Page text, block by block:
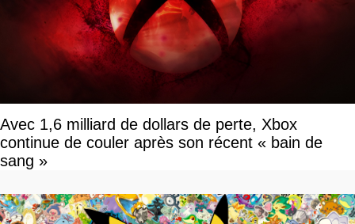
Avec 1,6 milliard de dollars de perte, Xbox
continue de couler après son récent « bain de
sang »